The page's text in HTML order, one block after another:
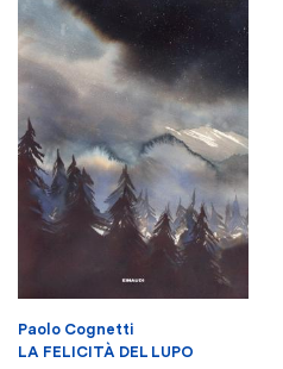
Paolo Cognetti
LA FELICITÀ DEL LUPO